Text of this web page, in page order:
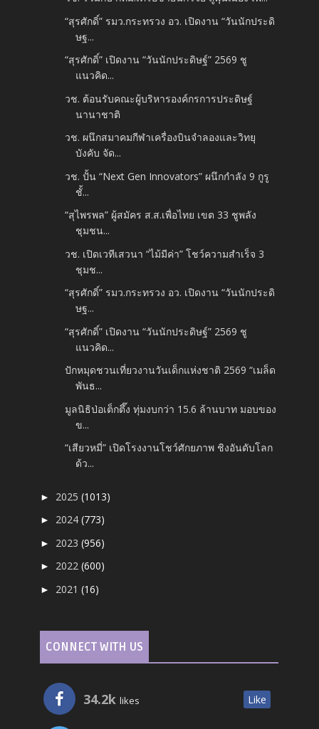
“สุรศักดิ์” รมว.กระทรวง อว. เปิดงาน “วันนักประดิ
ษฐ...
“สุรศักดิ์” เปิดงาน “วันนักประดิษฐ์” 2569 ชู
แนวคิด...
วช. ต้อนรับคณะผู้บริหารองค์กรการประดิษฐ์
นานาชาติ
วช. ผนึกสมาคมกีฬาเครื่องบินจำลองและวิทยุ
บังคับ จัด...
วช. ปั้น “Next Gen Innovators” ผนึกกำลัง 9 กูรู
ชั้...
“สุไพรพล” ผู้สมัคร ส.ส.เพื่อไทย เขต 33 ชูพลัง
ชุมชน...
วช. เปิดเวทีเสวนา “ไม้มีค่า” โชว์ความสำเร็จ 3
ชุมช...
“สุรศักดิ์” รมว.กระทรวง อว. เปิดงาน “วันนักประดิ
ษฐ...
“สุรศักดิ์” เปิดงาน “วันนักประดิษฐ์” 2569 ชู
แนวคิด...
ปักหมุดชวนเที่ยวงานวันเด็กแห่งชาติ 2569 “เมล็ด
พันธ...
มูลนิธิป่อเต็กตึ๊ง ทุ่มงบกว่า 15.6 ล้านบาท มอบของ
ข...
“เสียวหมี่” เปิดโรงงานโชว์ศักยภาพ ชิงอันดับโลก
ด้ว...
► 2025(1013)
► 2024(773)
► 2023(956)
► 2022(600)
► 2021(16)
CONNECT WITH US
34.2k likes Like